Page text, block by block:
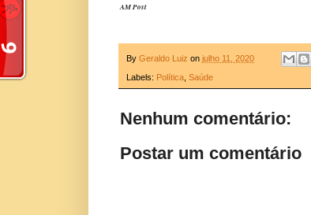
AM Post
By Geraldo Luiz on julho 11, 2020
Labels: Política Saúde
Nenhum comentário:
Postar um comentário